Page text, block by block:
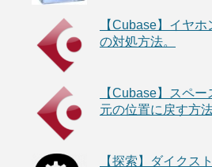
【Cubase】イヤ
の対処方法。
【Cubase】スペ
元の位置に戻す方法
【探索】ダイクス